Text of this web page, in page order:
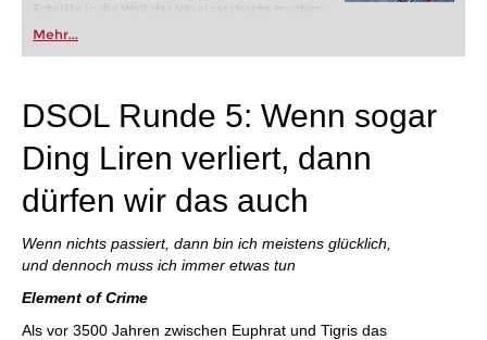
Schritte in die Welt des Vereinsschachs machen
oder bereits auf Turnierniveau spielen: Mit
FRITZ trainieren Sie effizienter, intelligenter und
individueller als je zuvor.
Mehr...
DSOL Runde 5: Wenn sogar
Ding Liren verliert, dann
dürfen wir das auch
Wenn nichts passiert, dann bin ich meistens glücklich,
und dennoch muss ich immer etwas tun
Element of Crime
Als vor 3500 Jahren zwischen Euphrat und Tigris das